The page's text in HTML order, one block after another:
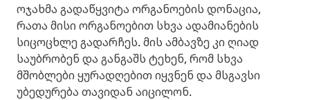
ოჯახმა გადაწყვიტა ორგანოების დონაცია,
რათა მისი ორგანოებით სხვა ადამიანების
სიცოცხლე გადარჩეს. მის ამბავზე კი ღიად
საუბრობენ და განგაშს ტეხენ, რომ სხვა
მშობლები ყურადღებით იყვნენ და მსგავსი
უბედურება თავიდან აიცილონ.